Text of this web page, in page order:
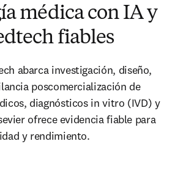
médica con IA y
fiables
abarca investigación, diseño,
poscomercialización de
diagnósticos in vitro (IVD) y
ofrece evidencia fiable para
y rendimiento.